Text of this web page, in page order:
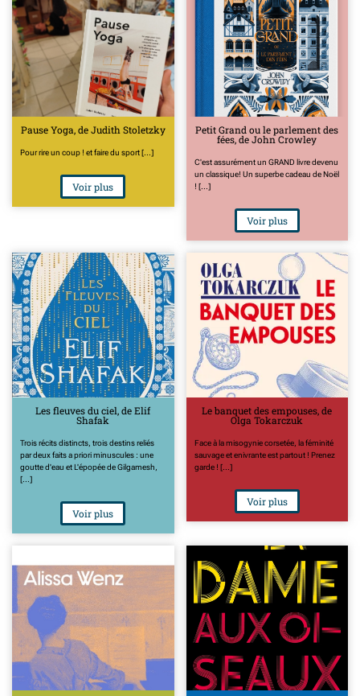
Pause Yoga, de Judith Stoletzky
Pour rire un coup ! et faire du sport [...]
Voir plus
Petit Grand ou le parlement des
fées, de John Crowley
C'est assurément un GRAND livre devenu
un classique! Un superbe cadeau de Noël
! [...]
Voir plus
Les fleuves du ciel, de Elif
Shafak
Trois récits distincts, trois destins reliés
par deux faits a priori minuscules : une
goutte d'eau et L'épopée de Gilgamesh,
[...]
Voir plus
Le banquet des empouses, de
Olga Tokarczuk
Face à la misogynie corsetée, la féminité
sauvage et enivrante est partout ! Prenez
garde ! [...]
Voir plus